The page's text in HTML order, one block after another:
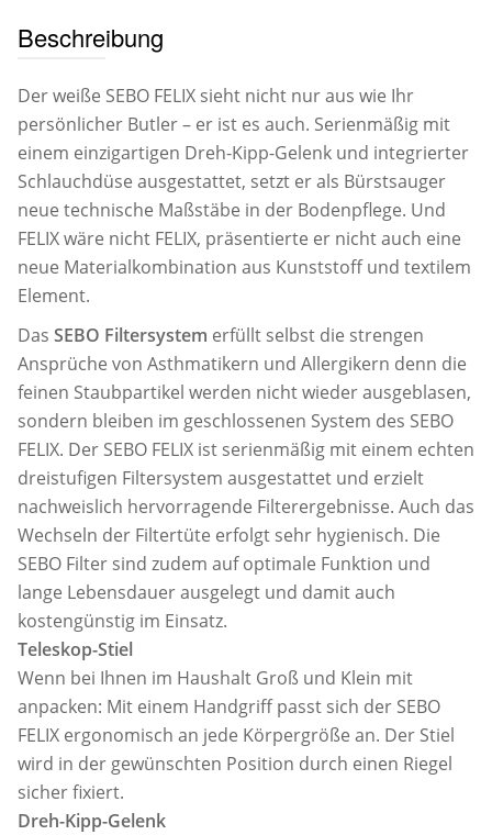
Beschreibung
Der weiße SEBO FELIX sieht nicht nur aus wie Ihr
persönlicher Butler – er ist es auch. Serienmäßig mit
einem einzigartigen Dreh-Kipp-Gelenk und integrierter
Schlauchdüse ausgestattet, setzt er als Bürstsauger
neue technische Maßstäbe in der Bodenpflege. Und
FELIX wäre nicht FELIX, präsentierte er nicht auch eine
neue Materialkombination aus Kunststoff und textilem
Element.
Das SEBO Filtersystem erfüllt selbst die strengen
Ansprüche von Asthmatikern und Allergikern denn die
feinen Staubpartikel werden nicht wieder ausgeblasen,
sondern bleiben im geschlossenen System des SEBO
FELIX. Der SEBO FELIX ist serienmäßig mit einem echten
dreistufigen Filtersystem ausgestattet und erzielt
nachweislich hervorragende Filterergebnisse. Auch das
Wechseln der Filtertüte erfolgt sehr hygienisch. Die
SEBO Filter sind zudem auf optimale Funktion und
lange Lebensdauer ausgelegt und damit auch
kostengünstig im Einsatz.
Teleskop-Stiel
Wenn bei Ihnen im Haushalt Groß und Klein mit
anpacken: Mit einem Handgriff passt sich der SEBO
FELIX ergonomisch an jede Körpergröße an. Der Stiel
wird in der gewünschten Position durch einen Riegel
sicher fixiert.
Dreh-Kipp-Gelenk